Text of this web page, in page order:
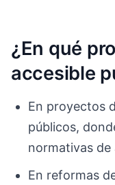
¿En qué
accesible
En proyectos
públicos,
normativas de
En reformas